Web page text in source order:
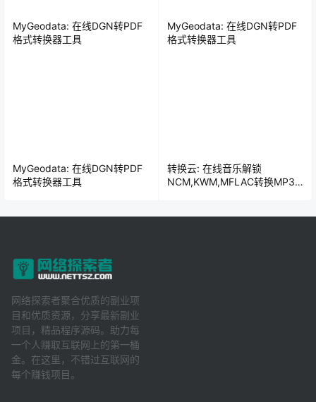
MyGeodata: 在线DGN转PDF
格式转换器工具
MyGeodata: 在线DGN转PDF
格式转换器工具
MyGeodata: 在线DGN转PDF
格式转换器工具
转换云: 在线音乐解锁
NCM,KWM,MFLAC转换MP3
网络探索者聚合优质的副业项
目和优质资源，分享最新副业
项目，精品程序源码。助力每
一个人赚取互联网上的第一桶
金。在这里，不错过互联网的
每个赚钱项目。